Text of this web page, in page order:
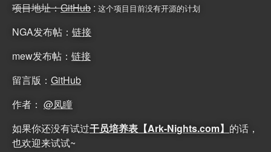
项目地址：GitHub : 这个项目目前没有开源的计划
NGA发布帖： 链接
mew发布帖： 链接
留言版： GitHub
作者： @凤瞳
如果你还没有试过干员培养表【Ark-Nights.com】 的话，
也欢迎来试试~